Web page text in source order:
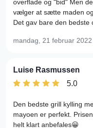
overflade og "bid" Men
vælger at sætte maden
Det gav bare den bedste
mandag, 21 februar 2022
Luise Rasmussen
5.0
Den bedste grill kylling
mayoen er perfekt.
helt klart anbefales😀